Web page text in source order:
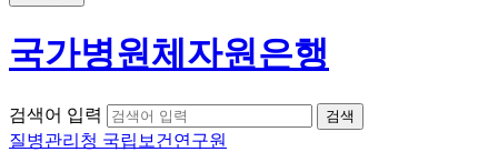
국가병원체자원은행
검색어 입력
질병관리청 국립보건연구원